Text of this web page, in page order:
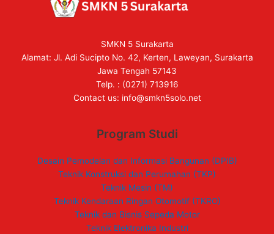
SMKN 5 Surakarta
Alamat: Jl. Adi Sucipto No. 42, Kerten, Laweyan, Surakarta
Jawa Tengah 57143
Telp. : (0271) 713916
Contact us: info@smkn5solo.net
Program Studi
Desain Pemodelan dan Informasi Bangunan (DPIB)
Teknik Konstruksi dan Perumahan (TKP)
Teknik Mesin (TM)
Teknik Kendaraan Ringan Otomotif (TKRO)
Teknik dan Bisnis Sepeda Motor
Teknik Elektronika Industri